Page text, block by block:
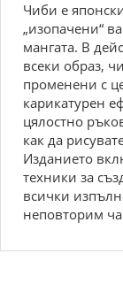
Чиби е
„изопачени“
мангата. В
всеки образ,
променени с
карикатурен
цялостно
как да
Изданието
техники за
всички
неповторим